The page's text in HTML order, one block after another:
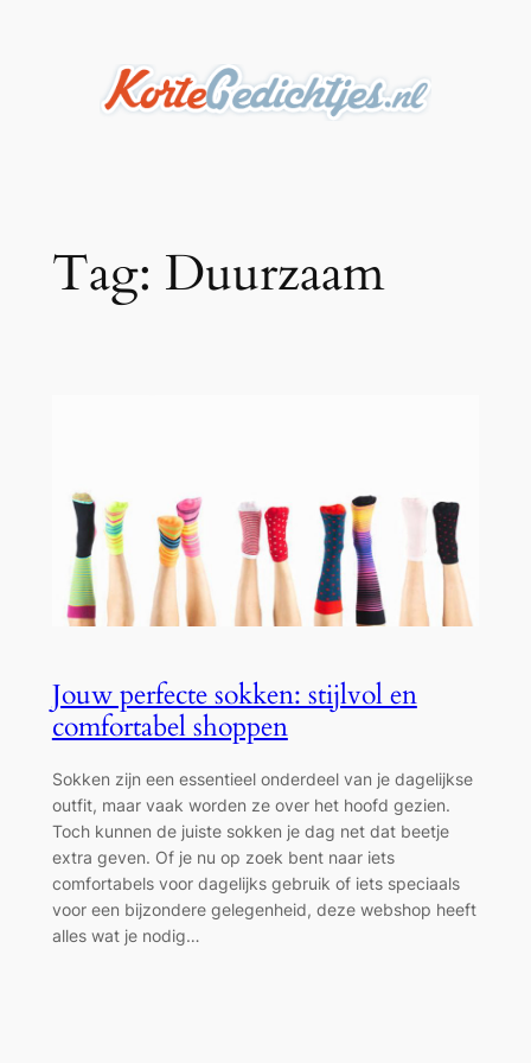
Tag: Duurzaam
Jouw perfecte sokken: stijlvol en
comfortabel shoppen
Sokken zijn een essentieel onderdeel van je dagelijkse
outfit, maar vaak worden ze over het hoofd gezien.
Toch kunnen de juiste sokken je dag net dat beetje
extra geven. Of je nu op zoek bent naar iets
comfortabels voor dagelijks gebruik of iets speciaals
voor een bijzondere gelegenheid, deze webshop heeft
alles wat je nodig…